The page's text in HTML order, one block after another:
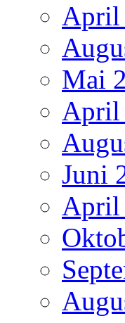
April
Mai
April
Juni
April